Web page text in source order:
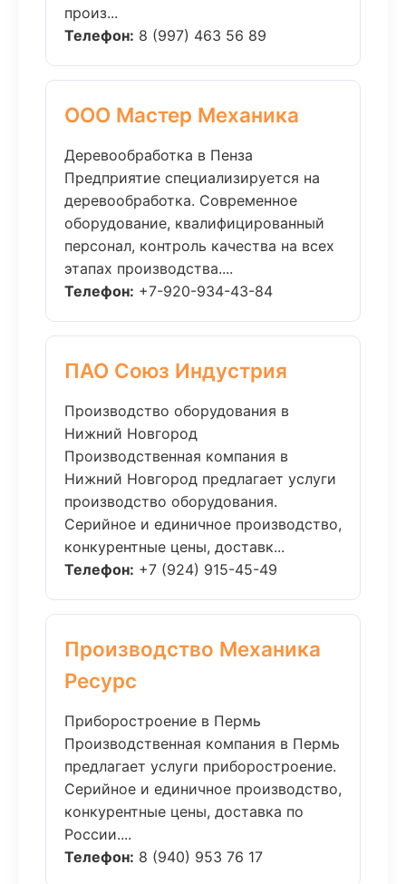
произ...
Телефон: 8 (997) 463 56 89
ООО Мастер Механика
Деревообработка в Пенза
Предприятие специализируется на
деревообработка. Современное
оборудование, квалифицированный
персонал, контроль качества на всех
этапах производства....
Телефон: +7-920-934-43-84
ПАО Союз Индустрия
Производство оборудования в
Нижний Новгород
Производственная компания в
Нижний Новгород предлагает услуги
производство оборудования.
Серийное и единичное производство,
конкурентные цены, доставк...
Телефон: +7 (924) 915-45-49
Производство Механика
Ресурс
Приборостроение в Пермь
Производственная компания в Пермь
предлагает услуги приборостроение.
Серийное и единичное производство,
конкурентные цены, доставка по
России....
Телефон: 8 (940) 953 76 17